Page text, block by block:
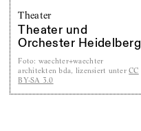
Theater
Theater und
Orchester Heidelberg
Foto: waechter+waechter
architekten bda, lizensiert unterCC
BY-SA 3.0